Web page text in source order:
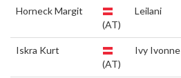
Horneck Margit
(AT)
Leilani
Iskra Kurt
(AT)
Ivy Ivonne